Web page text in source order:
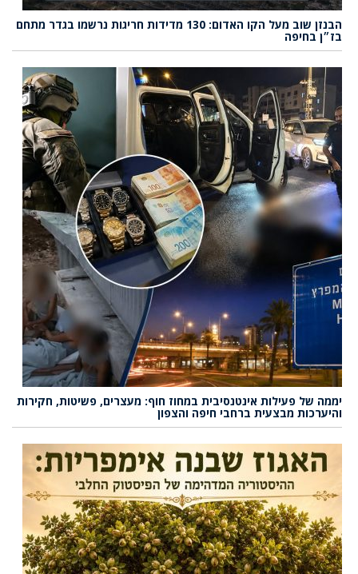
הבנזן שוב מעל הקו האדום: 130 מדידות חריגות נרשמו בגדר מתחם
בז״ן בחיפה
יממה של פעילות אינטנסיבית במחוז חוף: מעצרים, פשיטות, חקירות
והיערכות מבצעית ברחבי חיפה והצפון